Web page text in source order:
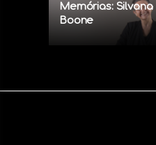
Memórias: Silvana
Boone